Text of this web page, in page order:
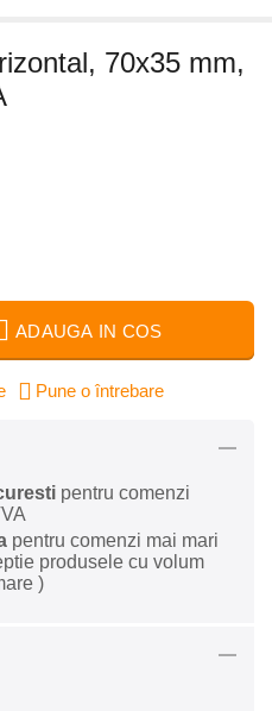
70x35 mm,
ADAUGA IN COS
Pune o întrebare
pentru comenzi
pentru comenzi mai mari
produsele cu volum
)